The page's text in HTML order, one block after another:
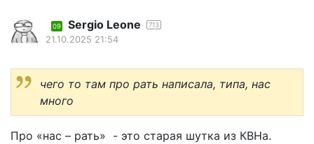
09 Sergio Leone 713
21.10.2025 21:54
чего то там про рать написала, типа, нас
много
Про «нас – рать» - это старая шутка из КВНа.